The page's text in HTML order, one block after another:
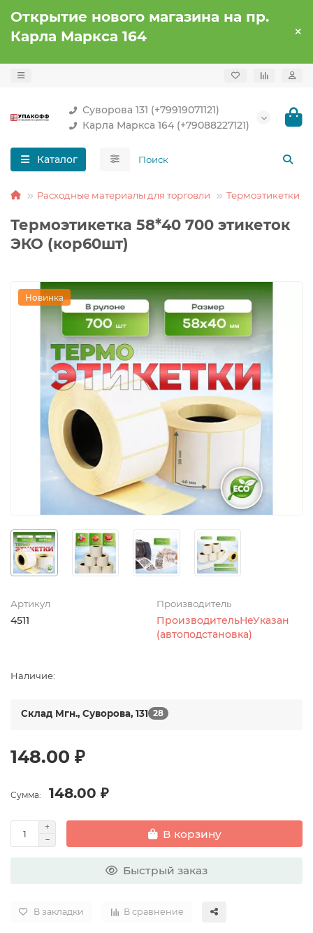
Открытие нового магазина на пр.
Карла Маркса 164
Суворова 131 (+79919071121)
Карла Маркса 164 (+79088227121)
Каталог
Расходные материалы для торговли Термоэтикетки
Термоэтикетка 58*40 700 этикеток
ЭКО (кор60шт)
Новинка
Артикул
4511
Производитель
ПроизводительНеУказан
(автоподстановка)
Наличие:
Склад Мгн., Суворова, 131 28
148.00 ₽
Сумма: 148.00 ₽
В корзину
Быстрый заказ
В закладки В сравнение